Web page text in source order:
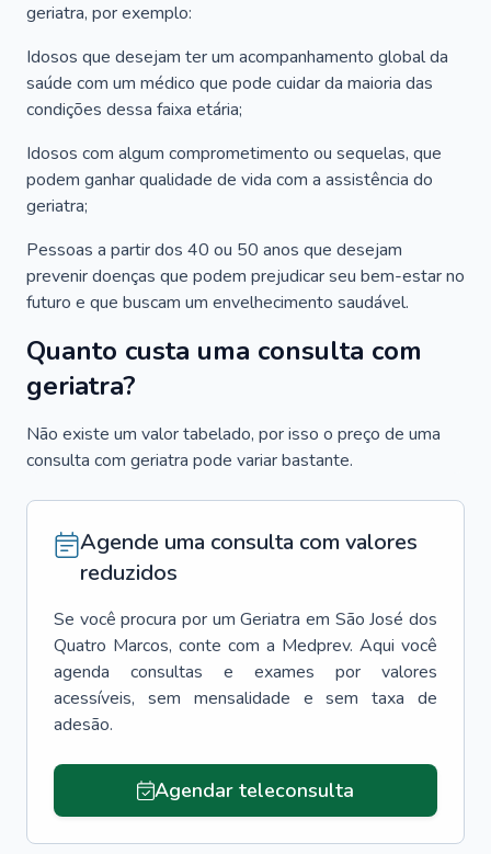
geriatra, por exemplo:
Idosos que desejam ter um acompanhamento global da
saúde com um médico que pode cuidar da maioria das
condições dessa faixa etária;
Idosos com algum comprometimento ou sequelas, que
podem ganhar qualidade de vida com a assistência do
geriatra;
Pessoas a partir dos 40 ou 50 anos que desejam
prevenir doenças que podem prejudicar seu bem-estar no
futuro e que buscam um envelhecimento saudável.
Quanto custa uma consulta com
geriatra?
Não existe um valor tabelado, por isso o preço de uma
consulta com geriatra pode variar bastante.
Agende uma consulta com valores
reduzidos
Se você procura por um Geriatra em São José dos
Quatro Marcos, conte com a Medprev. Aqui você
agenda consultas e exames por valores
acessíveis, sem mensalidade e sem taxa de
adesão.
Agendar teleconsulta